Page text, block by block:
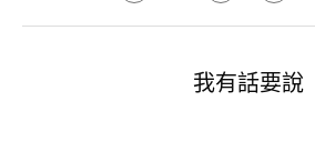
我有話要說